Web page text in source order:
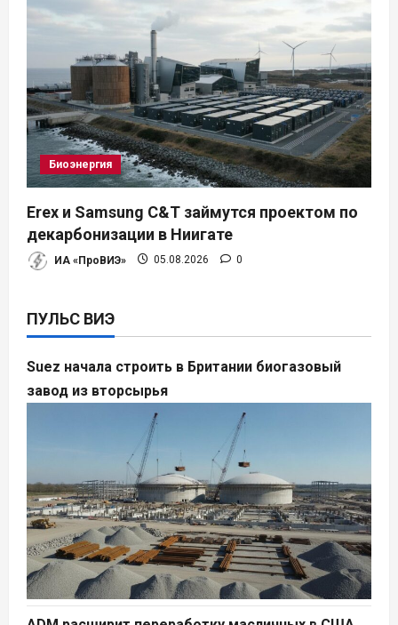
Биоэнергия
Erex и Samsung C&T займутся проектом по
декарбонизации в Ниигате
ИА «ПроВИЭ» 05.08.2026 0
ПУЛЬС ВИЭ
Suez начала строить в Британии биогазовый
завод из вторсырья